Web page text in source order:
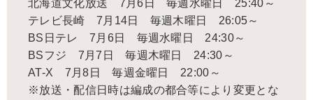
北海道文化放送 7月6日 毎週水曜日 25:40～
テレビ長崎 7月14日 毎週木曜日 26:05～
BS日テレ 7月6日 毎週水曜日 24:30～
BSフジ 7月7日 毎週木曜日 24:30～
AT-X 7月8日 毎週金曜日 22:00～
※放送・配信日時は編成の都合等により変更とな